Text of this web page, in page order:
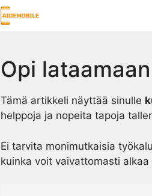
Opi
Tämä artikkeli näyttää sinulle
helppoja ja nopeita tapoja
Ei tarvita monimutkaisia
kuinka voit vaivattomasti